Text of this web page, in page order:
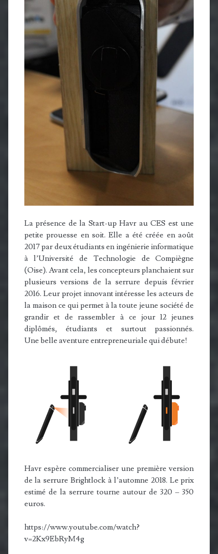
La présence de la Start-up Havr au CES est une
petite prouesse en soit. Elle a été créée en août
2017 par deux étudiants en ingénierie informatique
à l’Université de Technologie de Compiègne
(Oise). Avant cela, les concepteurs planchaient sur
plusieurs versions de la serrure depuis février
2016. Leur projet innovant intéresse les acteurs de
la maison ce qui permet à la toute jeune société de
grandir et de rassembler à ce jour 12 jeunes
diplômés, étudiants et surtout passionnés.
Une belle aventure entrepreneuriale qui débute!
Havr espère commercialiser une première version
de la serrure Brightlock à l’automne 2018. Le prix
estimé de la serrure tourne autour de 320 – 350
euros.
https://www.youtube.com/watch?
v=2Kx9EbRyM4g